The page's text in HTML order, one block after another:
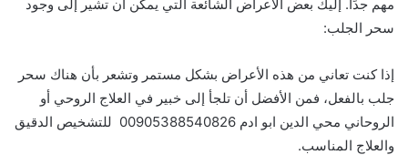
مهم جدًا. إليك بعض الأعراض الشائعة التي يمكن أن تشير إلى وجود
سحر الجلب:
إذا كنت تعاني من هذه الأعراض بشكل مستمر وتشعر بأن هناك سحر
جلب بالفعل، فمن الأفضل أن تلجأ إلى خبير في العلاج الروحي أو
الروحاني محي الدين ابو ادم 00905388540826 للتشخيص الدقيق
والعلاج المناسب.